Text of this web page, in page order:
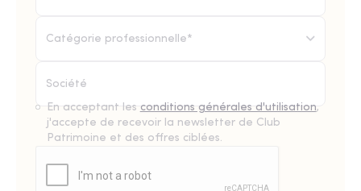
Catégorie professionnelle*
En acceptant les conditions générales d'utilisation,
j'accepte de recevoir la newsletter de Club
Patrimoine et des offres ciblées.